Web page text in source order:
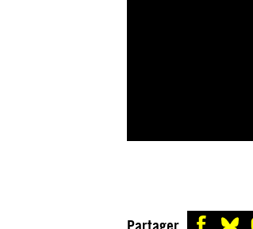
Partager